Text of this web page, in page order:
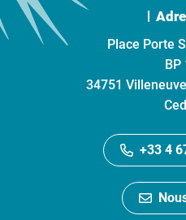
Place Porte
BP
34751
+33 4